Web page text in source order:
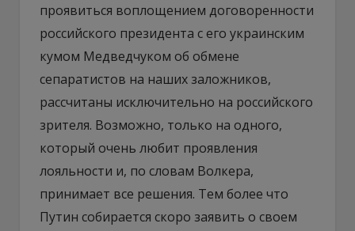
проявиться воплощением договоренности
российского президента с его украинским
кумом Медведчуком об обмене
сепаратистов на наших заложников,
рассчитаны исключительно на российского
зрителя. Возможно, только на одного,
который очень любит проявления
лояльности и, по словам Волкера,
принимает все решения. Тем более что
Путин собирается скоро заявить о своем